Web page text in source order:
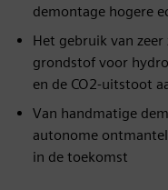
demontage hogere
Het gebruik van
grondstof voor
en de CO2-uitstoot
Van handmatige
autonome
in de toekomst